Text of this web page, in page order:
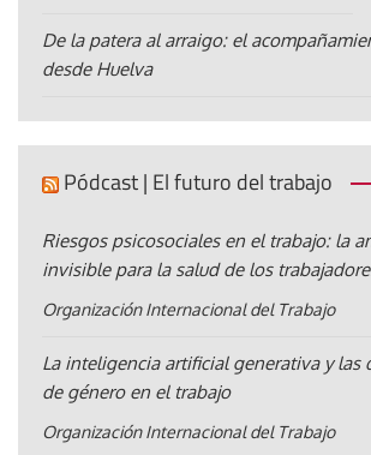
De la patera al arraigo: el
desde Huelva
Pódcast | El futuro del trabajo
Riesgos psicosociales en el trabajo: la
invisible para la salud de los
Organización Internacional del Trabajo
La inteligencia artificial generativa y las
de género en el trabajo
Organización Internacional del Trabajo